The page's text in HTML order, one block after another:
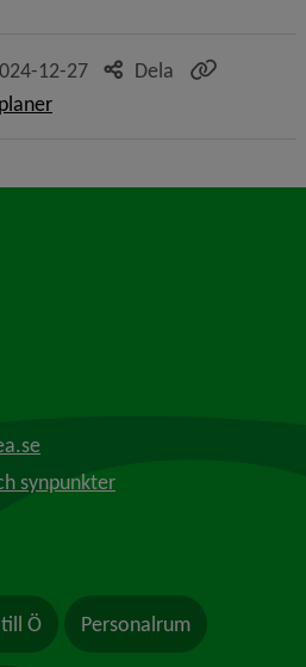
12-27
Dela
annan webbplats, öppnas i nytt
synpunkter
Ö Personalrum